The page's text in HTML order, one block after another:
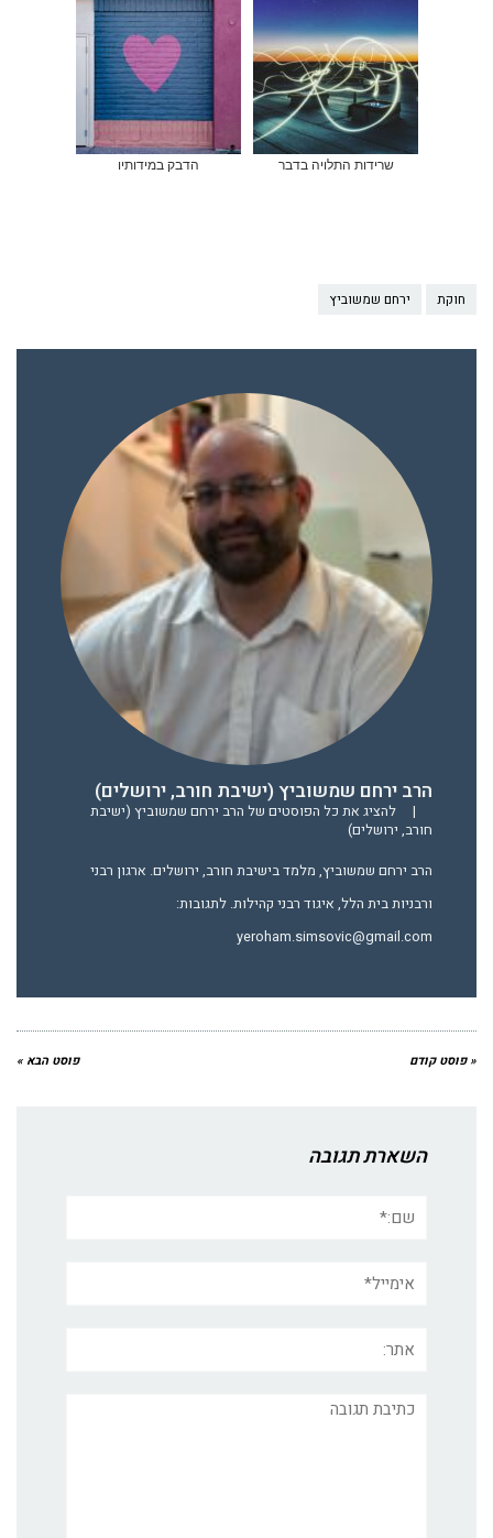
שרידות התלויה בדבר הדבק במידותיו
חוקת ירחם שמשוביץ
הרב ירחם שמשוביץ (ישיבת חורב, ירושלים)
|
להציג את כל הפוסטים של הרב ירחם שמשוביץ (ישיבת
חורב, ירושלים)
הרב ירחם שמשוביץ, מלמד בישיבת חורב, ירושלים. ארגון רבני
ורבניות בית הלל, איגוד רבני קהילות. לתגובות:
yeroham.simsovic@gmail.com
« פוסט קודם פוסט הבא »
השארת תגובה
תגובה